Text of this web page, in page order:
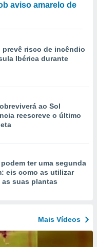
aviso amarelo de
prevê risco de incêndio
Ibérica durante
ao Sol
reescreve o último
ter uma segunda
eis como as utilizar
suas plantas
Mais Vídeos